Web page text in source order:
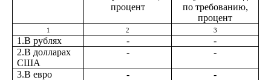
процент
по требованию,
процент
1 2 3
1.В рублях -
-
2.В долларах
США
- -
3.В евро - -